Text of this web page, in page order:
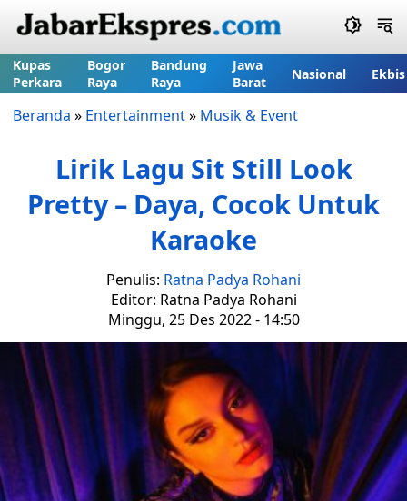
Kupas
Perkara
Bogor
Raya
Bandung
Raya
Jawa
Barat
Nasional Ekbis
Beranda » Entertainment» Musik & Event
Lirik Lagu Sit Still Look
Pretty – Daya, Cocok Untuk
Karaoke
Penulis: Ratna Padya Rohani
Editor: Ratna Padya Rohani
Minggu, 25 Des 2022 - 14:50